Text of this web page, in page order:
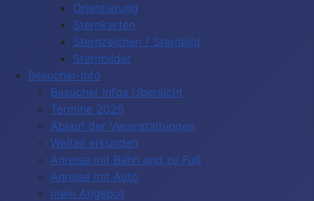
Orientierung
Sternkarten
Sternzeichen / Sternbild
Sternbilder
Besucher-Info
Besucher Infos Übersicht
Termine 2026
Ablauf der Veranstaltungen
Weltall erkunden
Anreise mit Bahn und zu Fuß
Anreise mit Auto
mein Angebot